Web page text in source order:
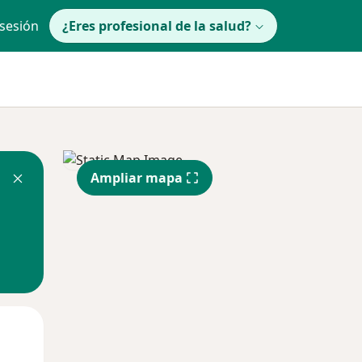
¿Eres profesional de la salud?
Ampliar mapa